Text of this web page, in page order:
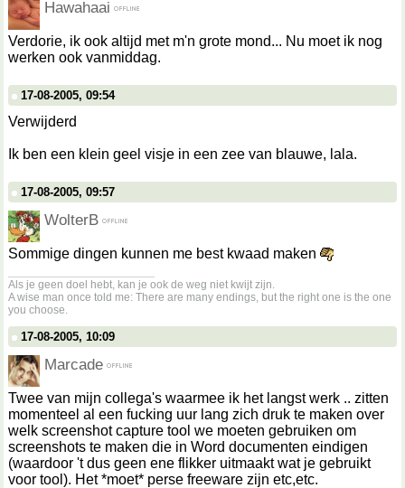
Hawahaai
Verdorie, ik ook altijd met m'n grote mond... Nu moet ik nog
werken ook vanmiddag.
17-08-2005, 09:54
Verwijderd
Ik ben een klein geel visje in een zee van blauwe, lala.
17-08-2005, 09:57
WolterB
Sommige dingen kunnen me best kwaad maken
Als je geen doel hebt, kan je ook de weg niet kwijt zijn.
A wise man once told me: There are many endings, but the right one is the one
you choose.
17-08-2005, 10:09
Marcade
Twee van mijn collega's waarmee ik het langst werk .. zitten
momenteel al een fucking uur lang zich druk te maken over
welk screenshot capture tool we moeten gebruiken om
screenshots te maken die in Word documenten eindigen
(waardoor 't dus geen ene flikker uitmaakt wat je gebruikt
voor tool). Het *moet* perse freeware zijn etc,etc.